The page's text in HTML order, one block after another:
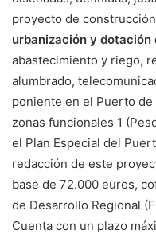
proyecto de
urbanización y
abastecimiento y riego,
alumbrado,
poniente en el Puerto
zonas funcionales 1
el Plan Especial del
redacción de este
base de 72.000 euros,
de Desarrollo Regional
Cuenta con un plazo